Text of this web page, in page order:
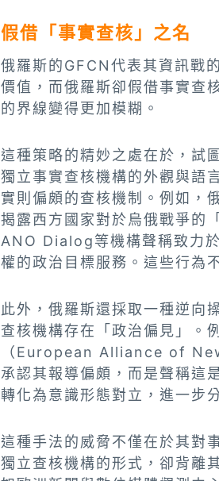
假借「事實查核」之名
俄羅斯的GFCN代表其資訊戰
價值，而俄羅斯卻假借事實查
的界線變得更加模糊。
這種策略的精妙之處在於，試
獨立事實查核機構的外觀與語
實則偏頗的查核機制。例如，
揭露西方國家對於烏俄戰爭的
ANO Dialog等機構聲稱致力
權的政治目標服務。這些行為
此外，俄羅斯還採取一種逆向
查核機構存在「政治偏見」。
（European Alliance of
承認其報導偏頗，而是聲稱這
轉化為意識形態對立，進一步
這種手法的威脅不僅在於其對
獨立查核機構的形式，卻背離